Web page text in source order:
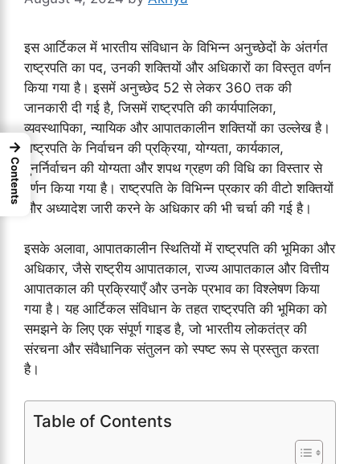
इस आर्टिकल में भारतीय संविधान के विभिन्न अनुच्छेदों के अंतर्गत
राष्ट्रपति का पद, उनकी शक्तियों और अधिकारों का विस्तृत वर्णन
किया गया है। इसमें अनुच्छेद 52 से लेकर 360 तक की
जानकारी दी गई है, जिसमें राष्ट्रपति की कार्यपालिका,
व्यवस्थापिका, न्यायिक और आपातकालीन शक्तियों का उल्लेख है।
राष्ट्रपति के निर्वाचन की प्रक्रिया, योग्यता, कार्यकाल,
पुनर्निर्वाचन की योग्यता और शपथ ग्रहण की विधि का विस्तार से
वर्णन किया गया है। राष्ट्रपति के विभिन्न प्रकार की वीटो शक्तियों
और अध्यादेश जारी करने के अधिकार की भी चर्चा की गई है।
इसके अलावा, आपातकालीन स्थितियों में राष्ट्रपति की भूमिका और
अधिकार, जैसे राष्ट्रीय आपातकाल, राज्य आपातकाल और वित्तीय
आपातकाल की प्रक्रियाएँ और उनके प्रभाव का विश्लेषण किया
गया है। यह आर्टिकल संविधान के तहत राष्ट्रपति की भूमिका को
समझने के लिए एक संपूर्ण गाइड है, जो भारतीय लोकतंत्र की
संरचना और संवैधानिक संतुलन को स्पष्ट रूप से प्रस्तुत करता
है।
Table of Contents
→
Contents